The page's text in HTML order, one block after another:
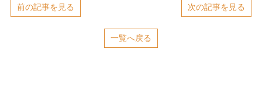
前の記事を見る 次の記事を見る
一覧へ戻る